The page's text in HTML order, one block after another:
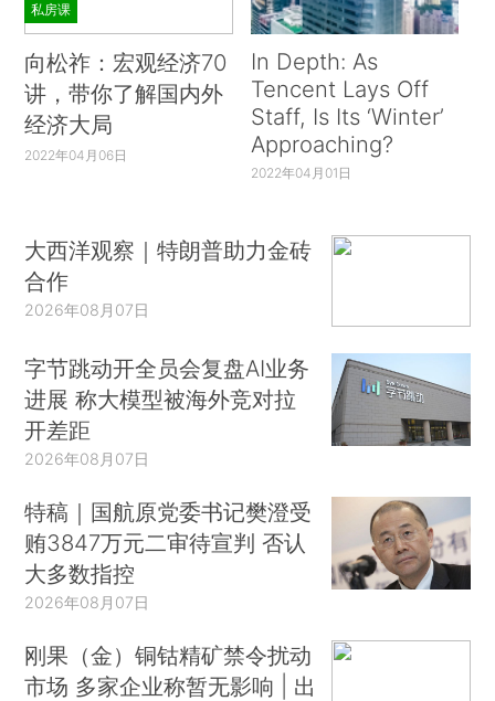
私房课
向松祚：宏观经济70
讲，带你了解国内外
经济大局
2022年04月06日
In Depth: As
Tencent Lays Off
Staff, Is Its ‘Winter’
Approaching?
2022年04月01日
大西洋观察｜特朗普助力金砖
合作
2026年08月07日
字节跳动开全员会复盘AI业务
进展 称大模型被海外竞对拉
开差距
2026年08月07日
特稿｜国航原党委书记樊澄受
贿3847万元二审待宣判 否认
大多数指控
2026年08月07日
刚果（金）铜钴精矿禁令扰动
市场 多家企业称暂无影响 | 出